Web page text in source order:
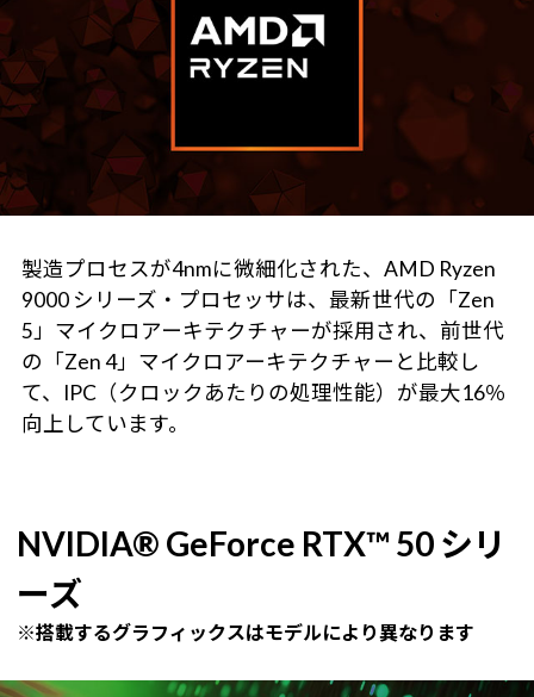
製造プロセスが4nmに微細化された、AMD Ryzen
9000 シリーズ・プロセッサは、最新世代の「Zen
5」マイクロアーキテクチャーが採用され、前世代
の「Zen 4」マイクロアーキテクチャーと比較し
て、IPC（クロックあたりの処理性能）が最大16％
向上しています。
NVIDIA® GeForce RTX™ 50 シリ
ーズ
※搭載するグラフィックスはモデルにより異なります